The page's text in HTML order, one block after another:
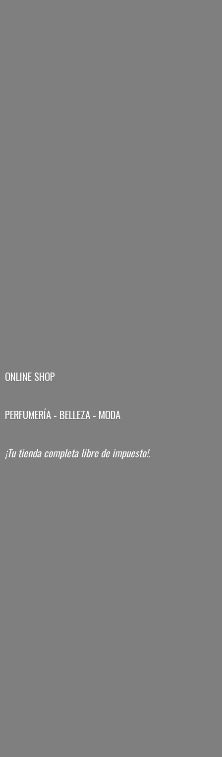
ONLINE SHOP
PERFUMERÍA - BELLEZA - MODA
¡Tu tienda completa librede impuesto!.